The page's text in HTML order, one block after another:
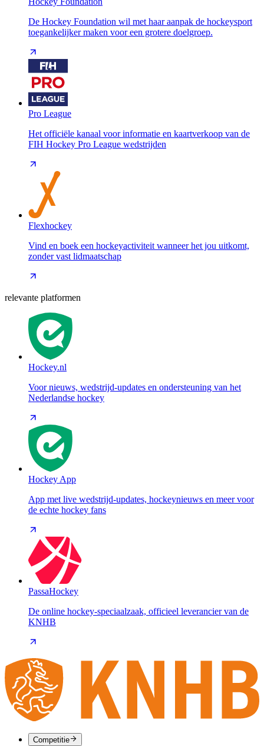
De Hockey Foundation wil met haar aanpak de hockeysport
toegankelijker maken voor een grotere doelgroep.
Pro League
Het officiële kanaal voor informatie en kaartverkoop van de
FIH Hockey Pro League wedstrijden
Flexhockey
Vind en boek een hockeyactiviteit wanneer het jou uitkomt,
zonder vast lidmaatschap
relevante platformen
Hockey.nl
Voor nieuws, wedstrijd-updates en ondersteuning van het
Nederlandse hockey
Hockey App
App met live wedstrijd-updates, hockeynieuws en meer voor
de echte hockey fans
PassaHockey
De online hockey-speciaalzaak, officieel leverancier van de
KNHB
Competitie